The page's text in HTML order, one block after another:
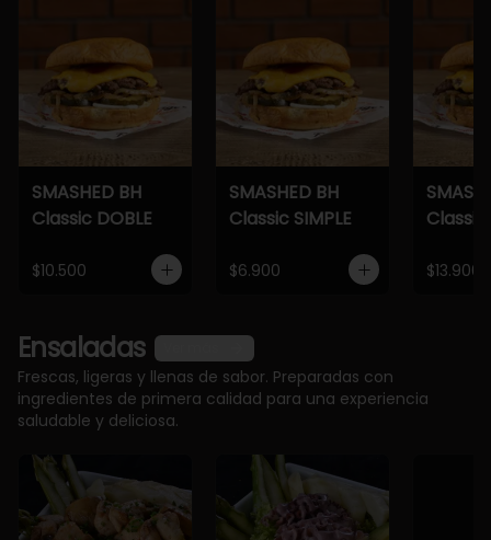
SMASHED BH
Classic DOBLE
$10.500
SMASHED BH
Classic SIMPLE
$6.900
Classic
$13.900
Ensaladas
Frescas, ligeras y llenas de sabor. Preparadas con
ingredientes de primera calidad para una experiencia
saludable y deliciosa.